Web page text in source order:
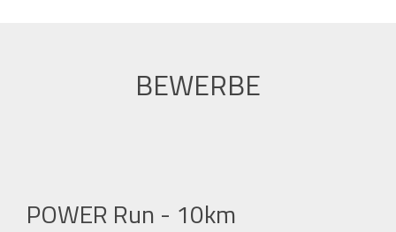
BEWERBE
POWER Run - 10km